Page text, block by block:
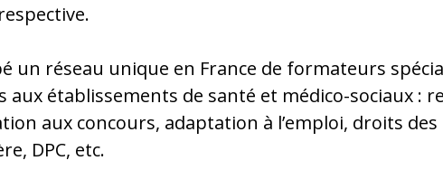
respective.
un réseau unique en France de formateurs
aux établissements de santé et médico-sociaux :
aux concours, adaptation à l’emploi, droits
DPC, etc.